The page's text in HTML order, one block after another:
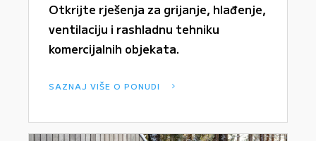
Otkrijte rješenja za grijanje, hlađenje,
ventilaciju i rashladnu tehniku
komercijalnih objekata.
SAZNAJ VIŠE O PONUDI